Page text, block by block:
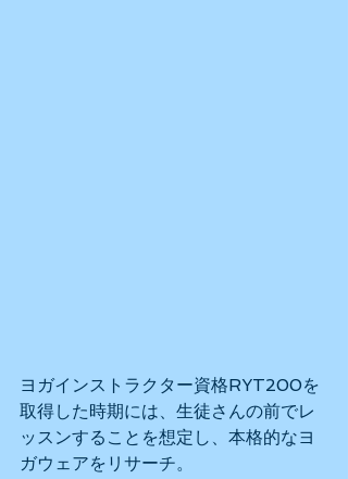
ヨガインストラクター資格RYT200を
取得した時期には、生徒さんの前でレ
ッスンすることを想定し、本格的なヨ
ガウェアをリサーチ。